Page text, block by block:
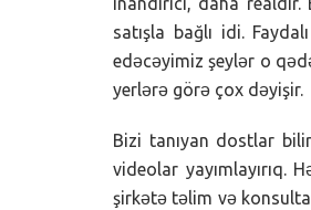
satışla bağlı idi.
edəcəyimiz şeylər o
yerlərə görə çox dəyişir.
Bizi tanıyan dostlar
videolar yayımlayırıq.
şirkətə təlim və